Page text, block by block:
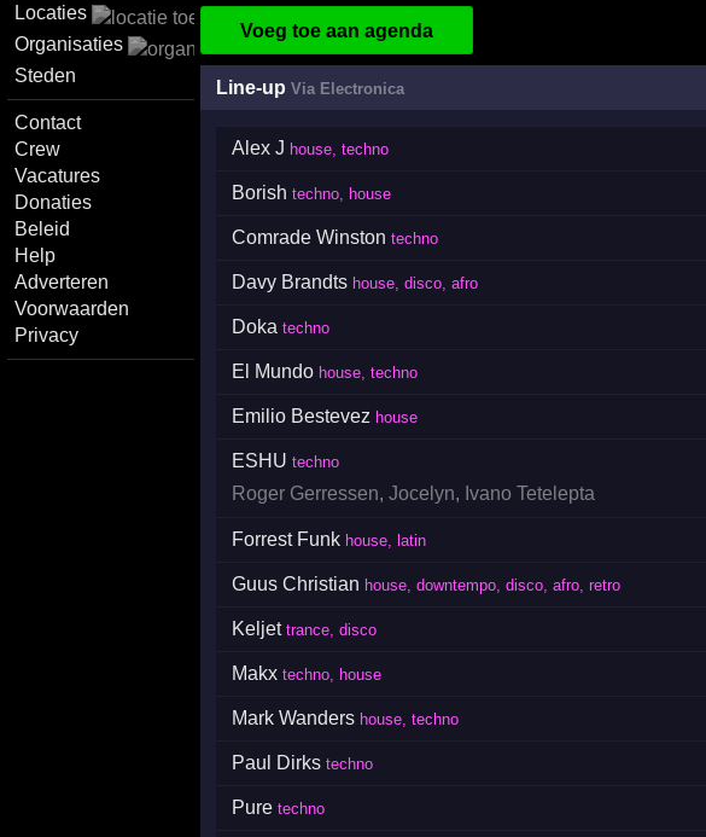
Locaties
Organisaties
Steden
Contact
Crew
Vacatures
Donaties
Beleid
Help
Adverteren
Voorwaarden
Privacy
Voeg toe aan agenda
Line-up Via Electronica
Alex J house, techno
Borish techno, house
Comrade Winston techno
Davy Brandts house, disco, afro
Doka techno
El Mundo house, techno
Emilio Bestevez house
ESHU techno
Roger Gerressen, Jocelyn, Ivano Tetelepta
Forrest Funk house, latin
Guus Christian house, downtempo, disco, afro, retro
Keljet trance, disco
Makx techno, house
Mark Wanders house, techno
Paul Dirks techno
Pure techno